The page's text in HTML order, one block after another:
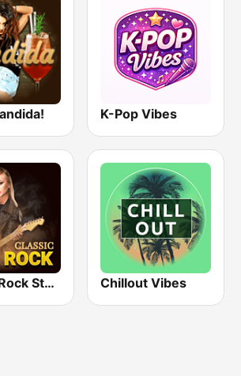
K-Pop Vibes
Classic Rock Station Chillout Vibes